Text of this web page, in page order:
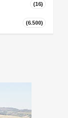
(16)
(6.500)